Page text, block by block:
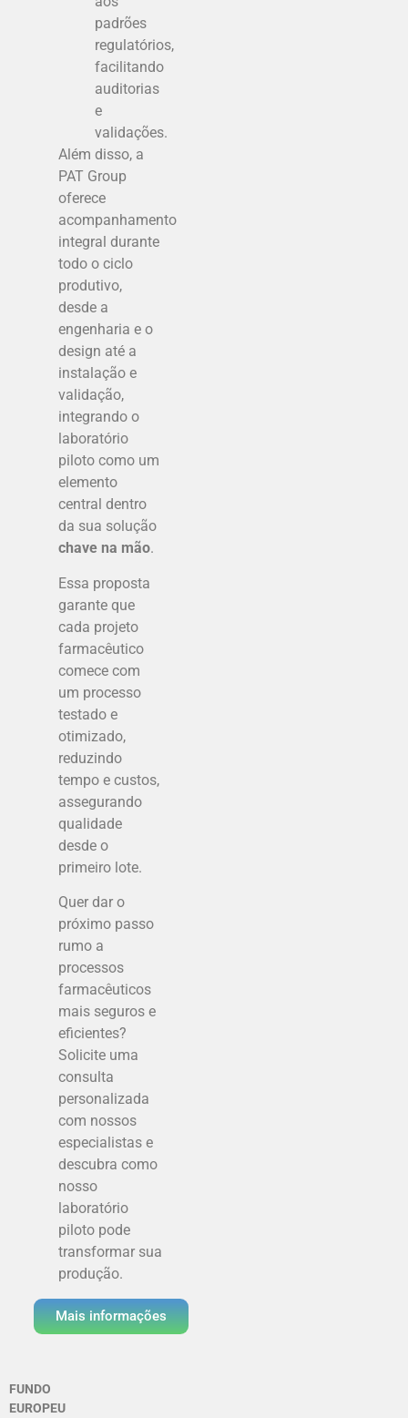
padrões
regulatórios,
facilitando
auditorias
e
validações.
Além disso, a
PAT Group
oferece
acompanhamento
integral durante
todo o ciclo
produtivo,
desde a
engenharia e o
design até a
instalação e
validação,
integrando o
laboratório
piloto como um
elemento
central dentro
da sua solução
chave na mão.
Essa proposta
garante que
cada projeto
farmacêutico
comece com
um processo
testado e
otimizado,
reduzindo
tempo e custos,
assegurando
qualidade
desde o
primeiro lote.
Quer dar o
próximo passo
rumo a
processos
farmacêuticos
mais seguros e
eficientes?
Solicite uma
consulta
personalizada
com nossos
especialistas e
descubra como
nosso
laboratório
piloto pode
transformar sua
produção.
Mais informações
FUNDO
EUROPEU